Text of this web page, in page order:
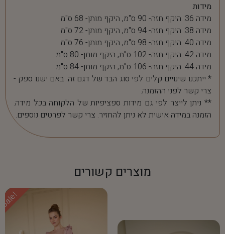
מידות
מידה 36: היקף חזה- 90 ס"מ, היקף מותן- 68 ס"מ
מידה 38: היקף חזה- 94 ס"מ, היקף מותן- 72 ס"מ
מידה 40: היקף חזה- 98 ס"מ, היקף מותן- 76 ס"מ
מידה 42: היקף חזה- 102 ס"מ, היקף מותן- 80 ס"מ
מידה 44: היקף חזה- 106 ס"מ, היקף מותן- 84 ס"מ
* ייתכנו שינויים קלים לפי סוג הבד של דגם זה. באם ישנו ספק -
צרי קשר לפני ההזמנה.
** ניתן לייצר לפי גם מידות ספציפיות של הלקוחה בכל מידה.
הזמנה במידה אישית לא ניתן להחזיר. צרי קשר לפרטים נוספים.
מוצרים קשורים